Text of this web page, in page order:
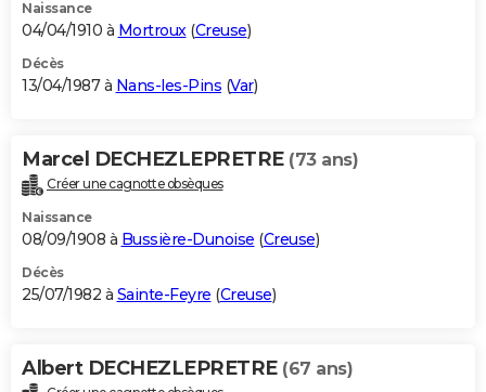
Naissance
04/04/1910 à Mortroux(Creuse)
Décès
13/04/1987 à Nans-les-Pins (Var)
Marcel DECHEZLEPRETRE (73 ans)
Créer une cagnotte obsèques
Naissance
08/09/1908 à Bussière-Dunoise (Creuse)
Décès
25/07/1982 à Sainte-Feyre (Creuse)
Albert DECHEZLEPRETRE (67 ans)